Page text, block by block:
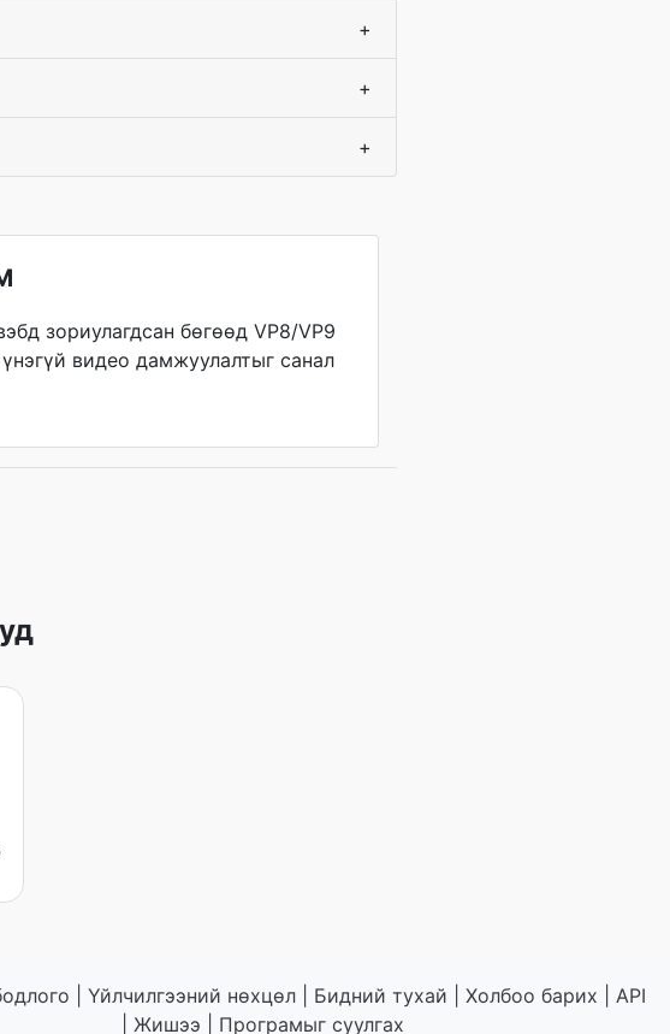
+
+
+
зориулагдсан бөгөөд VP8/VP9
видео дамжуулалтыг санал
Үйлчилгээний нөхцөл Бидний тухай Холбоо барих
API
Жишээ Програмыг суулгах